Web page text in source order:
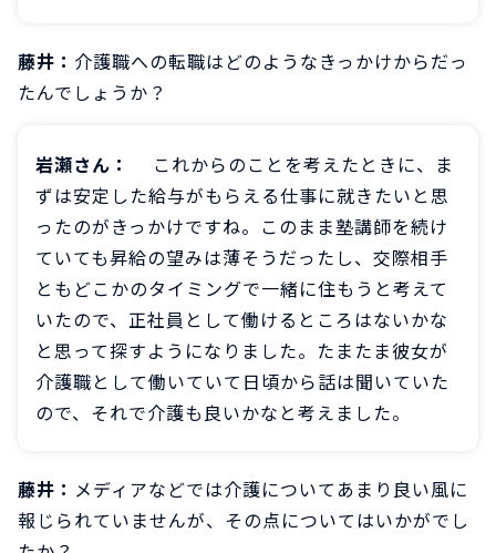
藤井： 介護職への転職はどのようなきっかけからだっ
たんでしょうか？
岩瀬さん：
これからのことを考えたときに、ま
ずは安定した給与がもらえる仕事に就きたいと思
ったのがきっかけですね。このまま塾講師を続け
ていても昇給の望みは薄そうだったし、交際相手
ともどこかのタイミングで一緒に住もうと考えて
いたので、正社員として働けるところはないかな
と思って探すようになりました。たまたま彼女が
介護職として働いていて日頃から話は聞いていた
ので、それで介護も良いかなと考えました。
藤井： メディアなどでは介護についてあまり良い風に
報じられていませんが、その点についてはいかがでし